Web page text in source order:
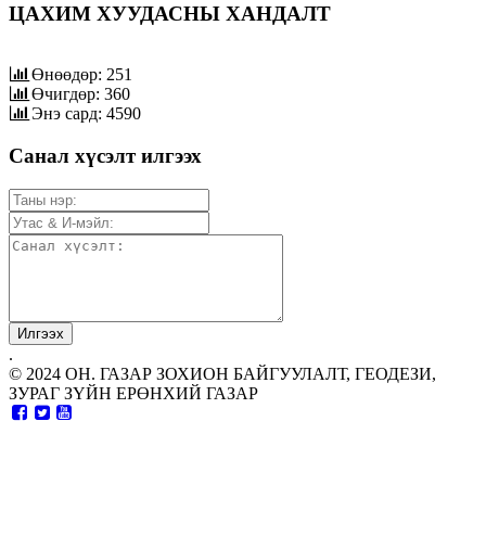
ЦАХИМ ХУУДАСНЫ ХАНДАЛТ
Өнөөдөр: 251
Өчигдөр: 360
Энэ сард: 4590
Санал хүсэлт илгээх
.
© 2024 ОН. ГАЗАР ЗОХИОН БАЙГУУЛАЛТ, ГЕОДЕЗИ,
ЗУРАГ ЗҮЙН ЕРӨНХИЙ ГАЗАР